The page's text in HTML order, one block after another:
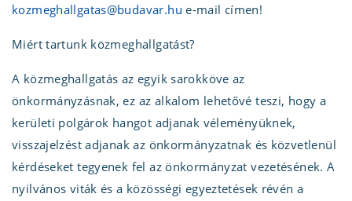
kozmeghallgatas@budavar.hu e-mail címen!
Miért tartunk közmeghallgatást?
A közmeghallgatás az egyik sarokköve az
önkormányzásnak, ez az alkalom lehetővé teszi, hogy a
kerületi polgárok hangot adjanak véleményüknek,
visszajelzést adjanak az önkormányzatnak és közvetlenül
kérdéseket tegyenek fel az önkormányzat vezetésének. A
nyilvános viták és a közösségi egyeztetések révén a